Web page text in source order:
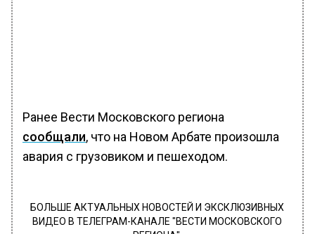
Ранее Вести Московского региона
сообщали, что на Новом Арбате произошла
авария с грузовиком и пешеходом.
БОЛЬШЕ АКТУАЛЬНЫХ НОВОСТЕЙ И ЭКСКЛЮЗИВНЫХ
ВИДЕО В ТЕЛЕГРАМ-КАНАЛЕ "ВЕСТИ МОСКОВСКОГО